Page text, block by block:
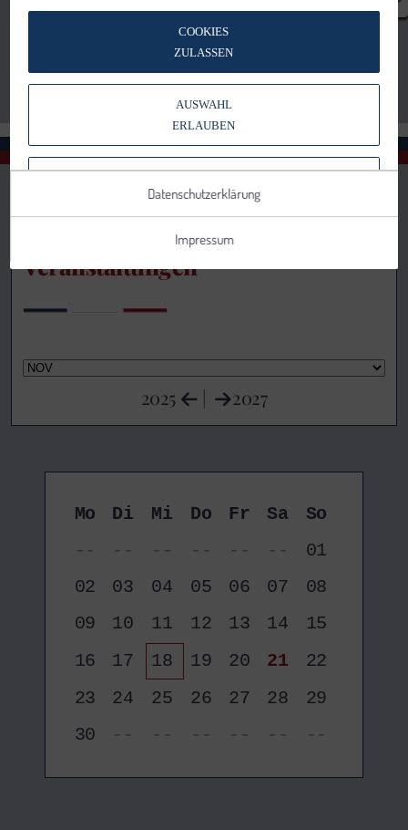
Veranstaltungen
2025 | 2027
Mo Di Mi Do Fr Sa
So
--
-- -- -- -- --
01
02
03 04 05 06 07
08
09
10 11 12 13 14
15
16
17 18 19 20 21
22
23
24 25 26 27 28
29
30
-- -- -- -- -- --
COOKIES
ZULASSEN
AUSWAHL
ERLAUBEN
VERWENDEN
Datenschutzerklärung
Impressum